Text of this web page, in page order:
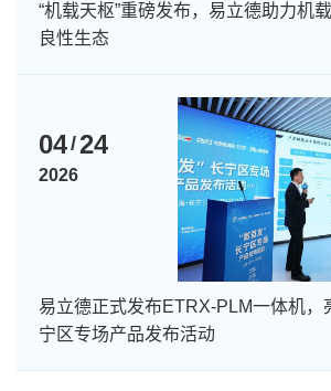
“机载天枢”重磅发布，易立德助力机
良性生态
04/24
2026
易立德正式发布ETRX-PLM一体机，
宁区专场产品发布活动